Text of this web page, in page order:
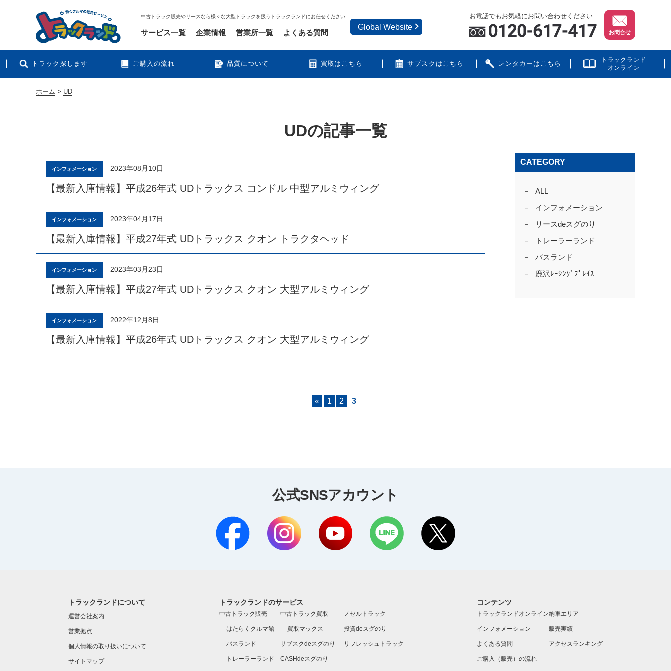
中古トラック販売やリースなら様々な大型トラックを扱うトラックランドにお任せください お電話でもお気軽にお問い合わせください
お問合せ
トラック探します ご購入の流れ 品質について 買取はこちら サブスクはこちら レンタカーはこちら
トラックランド
オンライン
サービス一覧 企業情報 営業所一覧 よくある質問
Global Website
ホーム > UD
UDの記事一覧
インフォメーション 2023年08月10日
【最新入庫情報】平成26年式 UDトラックス コンドル 中型アルミウィング
インフォメーション 2023年04月17日
【最新入庫情報】平成27年式 UDトラックス クオン トラクタヘッド
インフォメーション 2023年03月23日
【最新入庫情報】平成27年式 UDトラックス クオン 大型アルミウィング
インフォメーション 2022年12月8日
【最新入庫情報】平成26年式 UDトラックス クオン 大型アルミウィング
CATEGORY
ALL
インフォメーション
リースdeスグのり
トレーラーランド
バスランド
鹿沢ﾚｰｼﾝｸﾞﾌﾟﾚｲｽ
« 1 2 3
公式SNSアカウント
トラックランドについて
運営会社案内
営業拠点
個人情報の取り扱いについて
サイトマップ
トラックランドのサービス
中古トラック販売
はたらくクルマ館
バスランド
トレーラーランド
中古トラック買取
買取マックス
サブスクdeスグのり
CASHdeスグのり
ノセルトラック
投資deスグのり
リフレッシュトラック
コンテンツ
トラックランドオンライン
インフォメーション
よくある質問
ご購入（販売）の流れ
納車エリア
販売実績
アクセスランキング